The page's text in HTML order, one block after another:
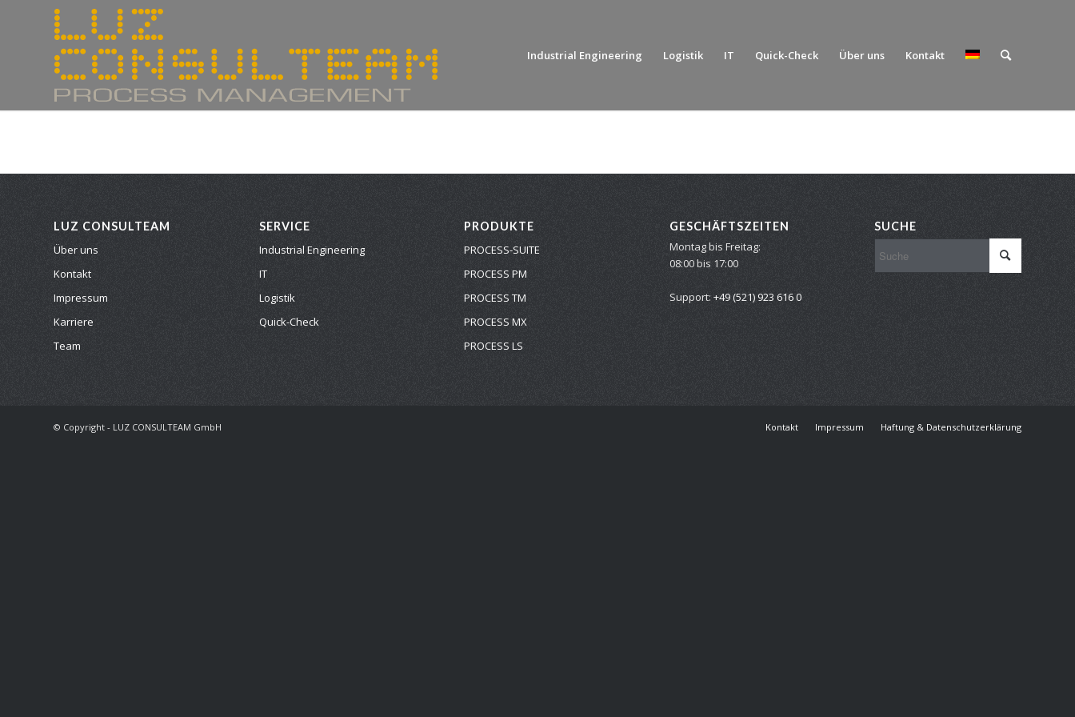
Industrial Engineering Logistik IT Quick-Check Über uns Kontakt
LUZ CONSULTEAM
Über uns
Kontakt
Impressum
Karriere
Team
SERVICE
Industrial Engineering
IT
Logistik
Quick-Check
PRODUKTE
PROCESS-SUITE
PROCESS PM
PROCESS TM
PROCESS MX
PROCESS LS
GESCHÄFTSZEITEN
Montag bis Freitag:
08:00 bis 17:00
Support: +49 (521) 923 616 0
SUCHE
© Copyright - LUZ CONSULTEAM GmbH Kontakt Impressum Haftung & Datenschutzerklärung